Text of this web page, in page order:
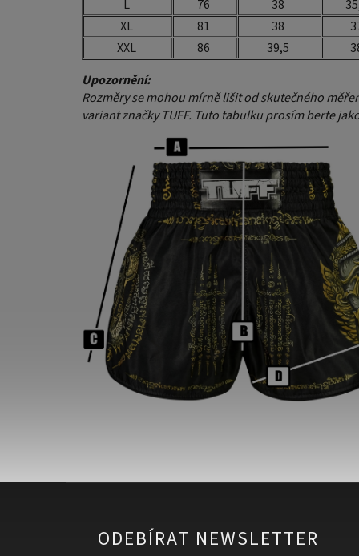
L
76 38
XL
81 38
XXL
86 39,5
Upozornění:
Rozměry se mohou mírně lišit od skutečného
variant značky TUFF. Tuto tabulku prosím berte
ODEBÍRAT NEWSLETTER